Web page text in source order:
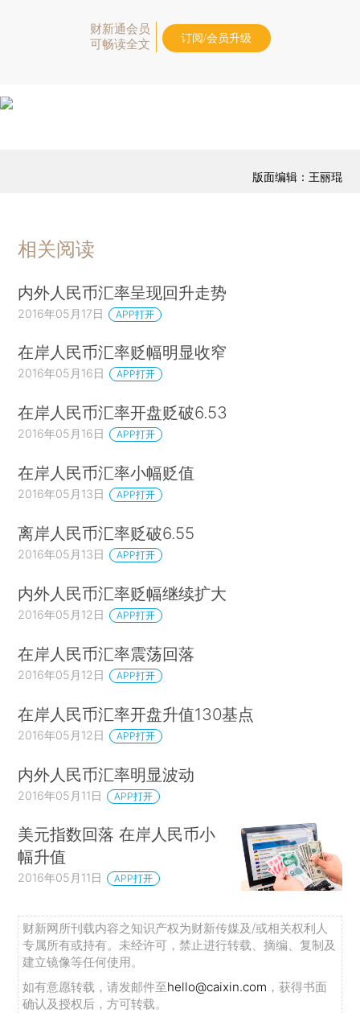
财新通会员
可畅读全文
订阅/会员升级
版面编辑：王丽琨
相关阅读
内外人民币汇率呈现回升走势
2016年05月17日 APP打开
在岸人民币汇率贬幅明显收窄
2016年05月16日 APP打开
在岸人民币汇率开盘贬破6.53
2016年05月16日 APP打开
在岸人民币汇率小幅贬值
2016年05月13日 APP打开
离岸人民币汇率贬破6.55
2016年05月13日 APP打开
内外人民币汇率贬幅继续扩大
2016年05月12日 APP打开
在岸人民币汇率震荡回落
2016年05月12日 APP打开
在岸人民币汇率开盘升值130基点
2016年05月12日 APP打开
内外人民币汇率明显波动
2016年05月11日 APP打开
美元指数回落 在岸人民币小
幅升值
2016年05月11日 APP打开
财新网所刊载内容之知识产权为财新传媒及/或相关权利人
专属所有或持有。未经许可，禁止进行转载、摘编、复制及
建立镜像等任何使用。
如有意愿转载，请发邮件至hello@caixin.com ，获得书面
确认及授权后，方可转载。